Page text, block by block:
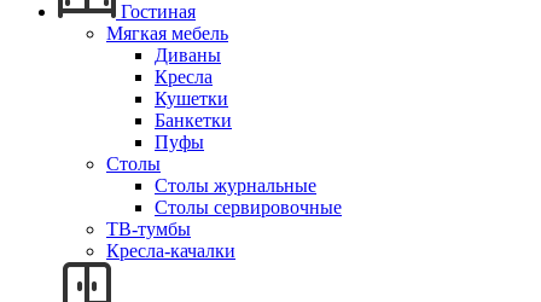
Гостиная
Мягкая мебель
Диваны
Кресла
Кушетки
Банкетки
Пуфы
Столы
Столы журнальные
Столы сервировочные
ТВ-тумбы
Кресла-качалки